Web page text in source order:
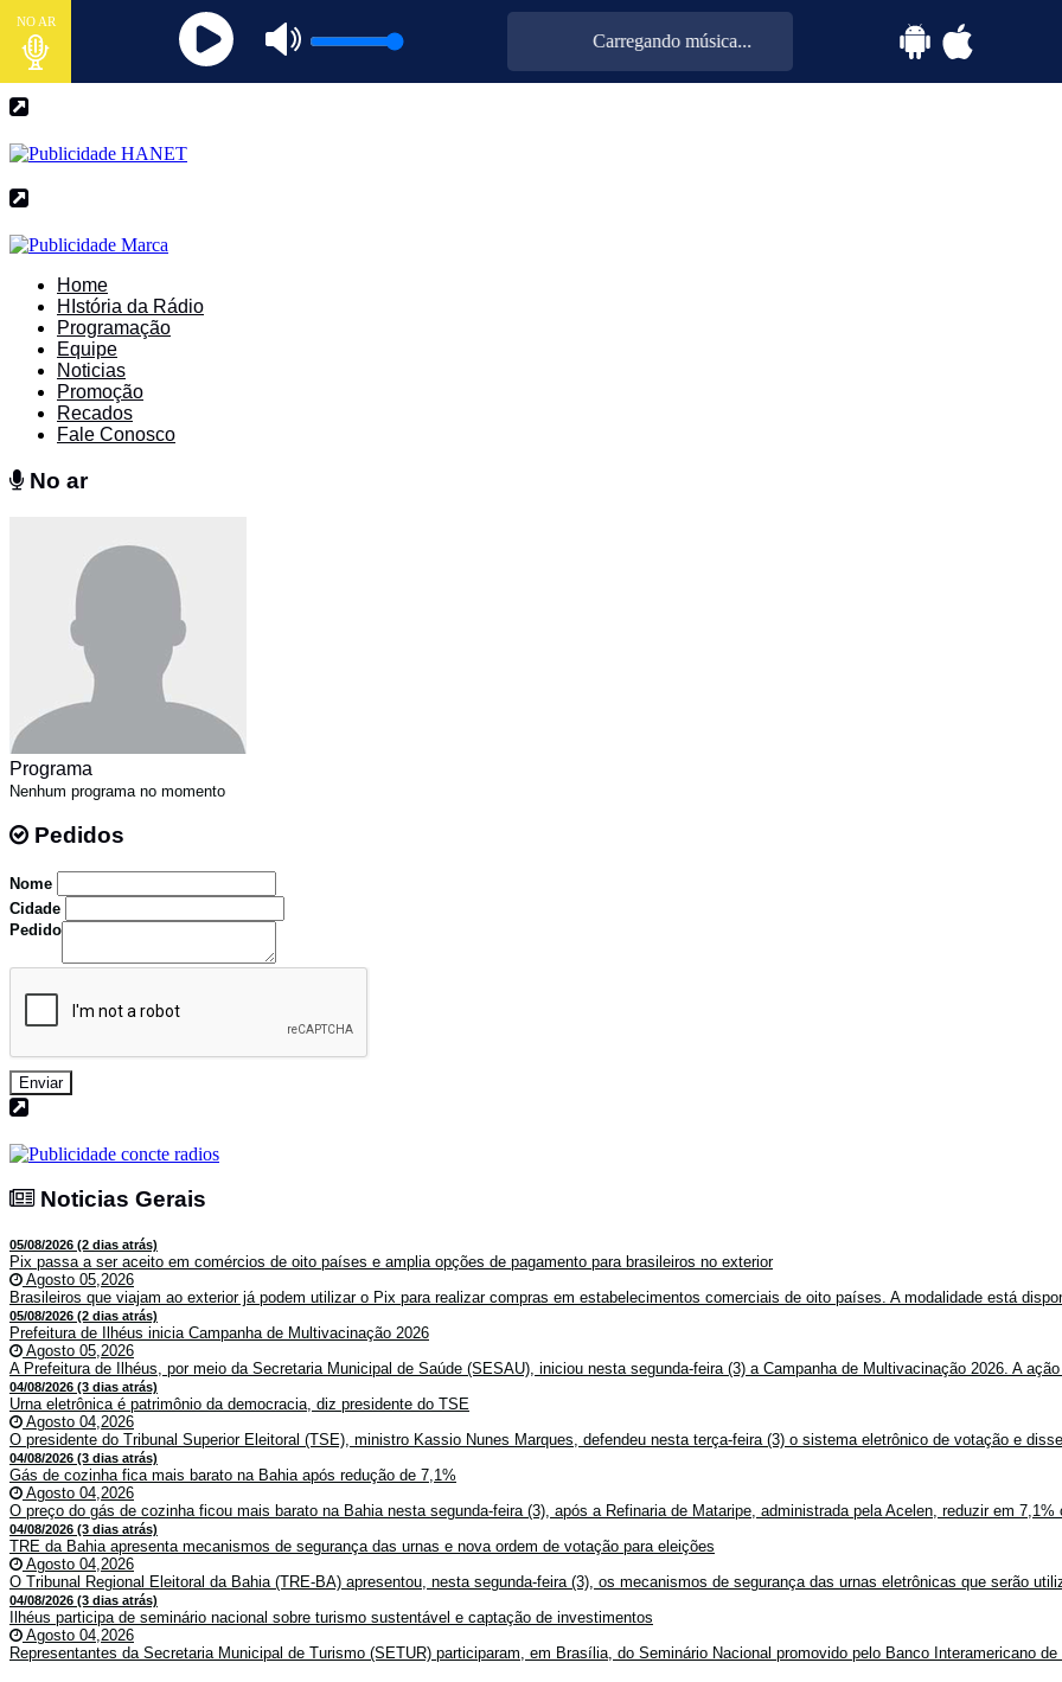
NO AR
Carregando música...
Home
HIstória da Rádio
Programação
Equipe
Noticias
Promoção
Recados
Fale Conosco
No ar
Programa
Nenhum programa no momento
Pedidos
Nome
Cidade
Pedido
Enviar
Noticias Gerais
05/08/2026 (2 dias atrás)
Pix passa a ser aceito em comércios de oito países e amplia opções de pagamento para brasileiros no exterior
Agosto 05,2026
Brasileiros que viajam ao exterior já podem utilizar o Pix para realizar compras em estabelecimentos comerciais de oito países. A modalidade está
05/08/2026 (2 dias atrás)
Prefeitura de Ilhéus inicia Campanha de Multivacinação 2026
Agosto 05,2026
A Prefeitura de Ilhéus, por meio da Secretaria Municipal de Saúde (SESAU), iniciou nesta segunda-feira (3) a Campanha de Multivacinação 2026. A
04/08/2026 (3 dias atrás)
Urna eletrônica é patrimônio da democracia, diz presidente do TSE
Agosto 04,2026
O presidente do Tribunal Superior Eleitoral (TSE), ministro Kassio Nunes Marques, defendeu nesta terça-feira (3) o sistema eletrônico de votação e
04/08/2026 (3 dias atrás)
Gás de cozinha fica mais barato na Bahia após redução de 7,1%
Agosto 04,2026
O preço do gás de cozinha ficou mais barato na Bahia nesta segunda-feira (3), após a Refinaria de Mataripe, administrada pela Acelen, reduzir em
04/08/2026 (3 dias atrás)
TRE da Bahia apresenta mecanismos de segurança das urnas e nova ordem de votação para eleições
Agosto 04,2026
O Tribunal Regional Eleitoral da Bahia (TRE-BA) apresentou, nesta segunda-feira (3), os mecanismos de segurança das urnas eletrônicas que serão
04/08/2026 (3 dias atrás)
Ilhéus participa de seminário nacional sobre turismo sustentável e captação de investimentos
Agosto 04,2026
Representantes da Secretaria Municipal de Turismo (SETUR) participaram, em Brasília, do Seminário Nacional promovido pelo Banco Interamericano